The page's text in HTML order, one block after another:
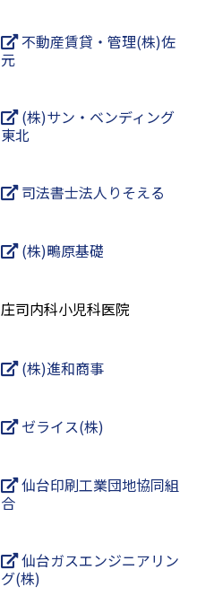
不動産賃貸・管理(株)佐
元
(株)サン・ベンディング
東北
司法書士法人りそえる
(株)鴫原基礎
庄司内科小児科医院
(株)進和商事
ゼライス(株)
仙台印刷工業団地協同組
合
仙台ガスエンジニアリン
グ(株)